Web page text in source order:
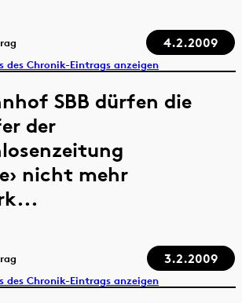
4.2.2009
des Chronik-Eintrags anzeigen
SBB dürfen die
der
nicht mehr
3.2.2009
des Chronik-Eintrags anzeigen